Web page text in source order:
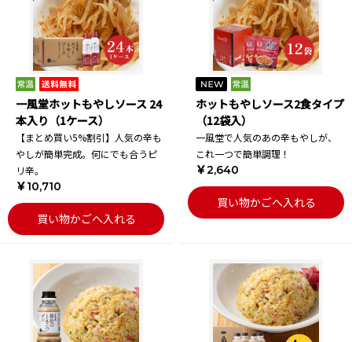
一風堂ホットもやしソース 24
本入り（1ケース）
【まとめ買い5%割引】人気の辛も
やしが簡単完成。何にでも合うピ
リ辛。
￥10,710
買い物かごへ入れる
ホットもやしソース2食タイプ
（12袋入）
一風堂で人気のあの辛もやしが、
これ一つで簡単調理！
￥2,640
買い物かごへ入れる